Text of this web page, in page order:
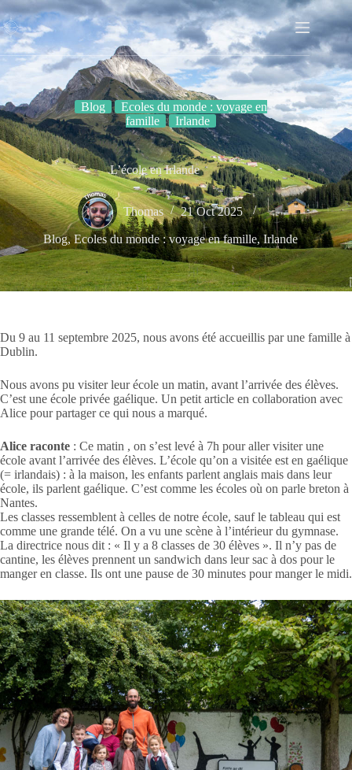
Passer
au
contenu
Blog
Ecoles du monde : voyage en
famille
Irlande
L’école en Irlande
Thomas 21 Oct 2025
Blog,Ecoles du monde : voyage en famille,Irlande
Du 9 au 11 septembre 2025, nous avons été accueillis par une famille à
Dublin.
Nous avons pu visiter leur école un matin, avant l’arrivée des élèves.
C’est une école privée gaélique. Un petit article en collaboration avec
Alice pour partager ce qui nous a marqué.
Alice raconte : Ce matin , on s’est levé à 7h pour aller visiter une
école avant l’arrivée des élèves. L’école qu’on a visitée est en gaélique
(= irlandais) : à la maison, les enfants parlent anglais mais dans leur
école, ils parlent gaélique. C’est comme les écoles où on parle breton à
Nantes.
Les classes ressemblent à celles de notre école, sauf le tableau qui est
comme une grande télé. On a vu une scène à l’intérieur du gymnase.
La directrice nous dit : « Il y a 8 classes de 30 élèves ». Il n’y pas de
cantine, les élèves prennent un sandwich dans leur sac à dos pour le
manger en classe. Ils ont une pause de 30 minutes pour manger le midi.